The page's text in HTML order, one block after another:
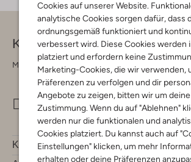
Cookies auf unserer Website.
analytische Cookies sorgen dafür, dass
ordnungsgemäß funktioniert und
verbessert wird. Diese Cookies werden
platziert und erfordern keine
Marketing-Cookies, die wir verwenden,
Präferenzen zu verfolgen und dir
Angebote zu zeigen, bitten wir um deine
Zustimmung. Wenn du auf "Ablehnen"
werden nur die funktionalen und
Cookies platziert. Du kannst auch auf
Einstellungen" klicken, um mehr
erhalten oder deine Präferenzen
Kontakt
Montag - Freitag 09:00 - 17:00 uur
info@omoda.de
Kundenservice